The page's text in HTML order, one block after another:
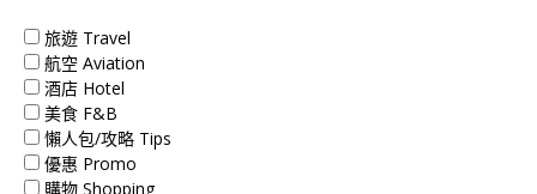
旅遊 Travel
航空 Aviation
酒店 Hotel
美食 F&B
懶人包/攻略 Tips
優惠 Promo
購物 Shopping